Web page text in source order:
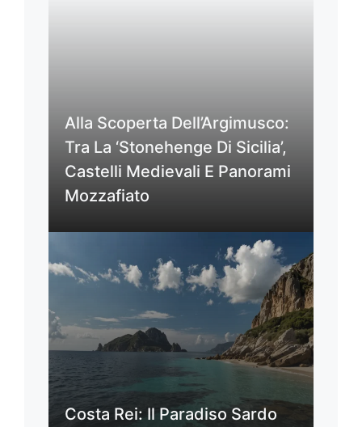
Alla Scoperta Dell’Argimusco:
Tra La ‘Stonehenge Di Sicilia’,
Castelli Medievali E Panorami
Mozzafiato
Costa Rei: Il Paradiso Sardo